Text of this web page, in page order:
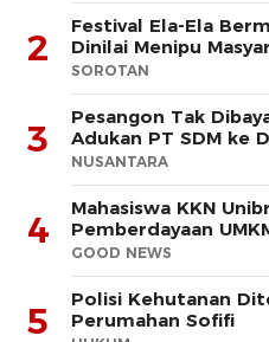
2
Festival Ela-Ela
Dinilai Menipu
SOROTAN
3
Pesangon Tak
Adukan PT
NUSANTARA
4
Mahasiswa KKN
Pemberdayaan
GOOD NEWS
5
Polisi Kehutanan
Perumahan Sofifi